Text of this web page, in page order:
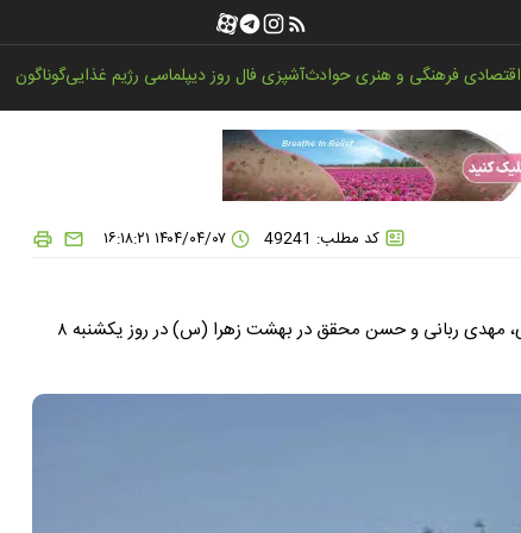
اقتصادیفرهنگی و هنریحوادثآشپزیفال روزدیپلماسی رژیم غذاییگوناگون
کد مطلب: 49241 ۱۴۰۴/۰۴/۰۷ ۱۶:۱۸:۲۱
مراسم خاکسپاری سرداران شهید امیرعلی حاجی‌زاده، محمود باقری، مهدی ربانی و حسن محقق در بهشت زهرا (س) در روز یکشنبه ۸